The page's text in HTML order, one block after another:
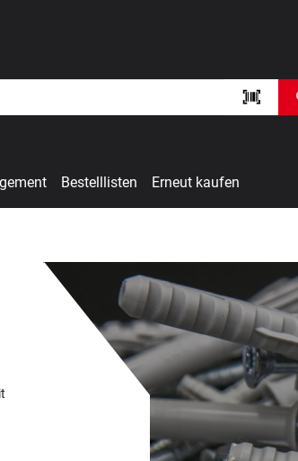
Bestelllisten Erneut kaufen